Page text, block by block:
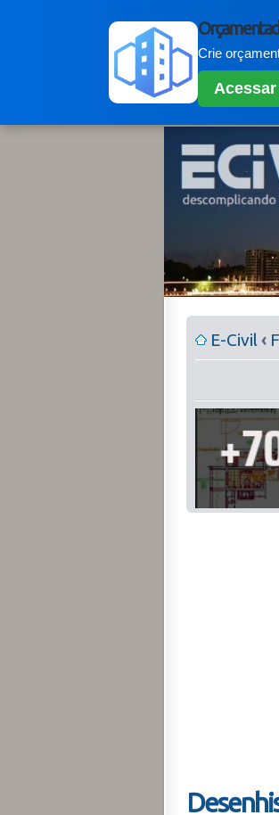
Crie
E-Civil‹